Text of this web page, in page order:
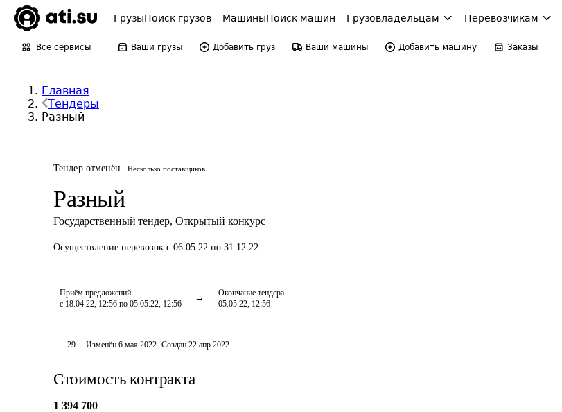
ГрузыПоиск грузов МашиныПоиск машин Грузовладельцам Перевозчикам
Все сервисы Ваши грузы Добавить груз Ваши машины Добавить машину Заказы
Главная
Тендеры
Разный
Тендер отменён Несколько поставщиков
Разный
Государственный тендер, Открытый конкурс
Осуществление перевозок с 06.05.22 по 31.12.22
Приём предложений
с 18.04.22, 12:56 по 05.05.22, 12:56
Окончание тендера
05.05.22, 12:56
29 Изменён6 мая 2022. Создан 22 апр 2022
Стоимость контракта
1 394 700